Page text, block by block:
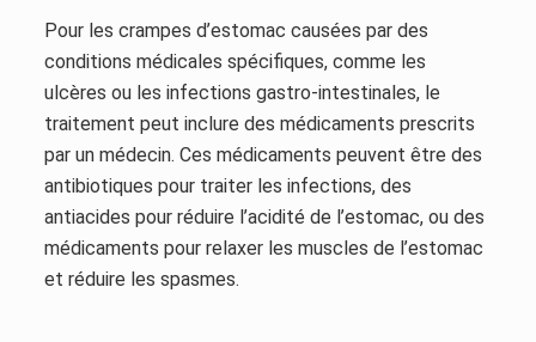
Pour les crampes d’estomac causées par des
conditions médicales spécifiques, comme les
ulcères ou les infections gastro-intestinales, le
traitement peut inclure des médicaments prescrits
par un médecin. Ces médicaments peuvent être des
antibiotiques pour traiter les infections, des
antiacides pour réduire l’acidité de l’estomac, ou des
médicaments pour relaxer les muscles de l’estomac
et réduire les spasmes.